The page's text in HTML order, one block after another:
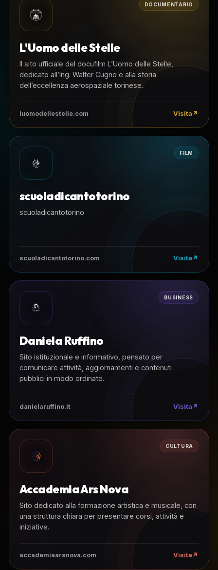
DOCUMENTARIO
L'Uomo delle Stelle
Il sito ufficiale del docufilm L’Uomo delle Stelle,
dedicato all’Ing. Walter Cugno e alla storia
dell’eccellenza aerospaziale torinese.
luomodellestelle.com Visita
FILM
scuoladicantotorino
scuoladicantotorino
scuoladicantotorino.com Visita
BUSINESS
Daniela Ruffino
Sito istituzionale e informativo, pensato per
comunicare attività, aggiornamenti e contenuti
pubblici in modo ordinato.
danielaruffino.it Visita
CULTURA
Accademia Ars Nova
Sito dedicato alla formazione artistica e musicale, con
una struttura chiara per presentare corsi, attività e
iniziative.
accademiaarsnova.com Visita